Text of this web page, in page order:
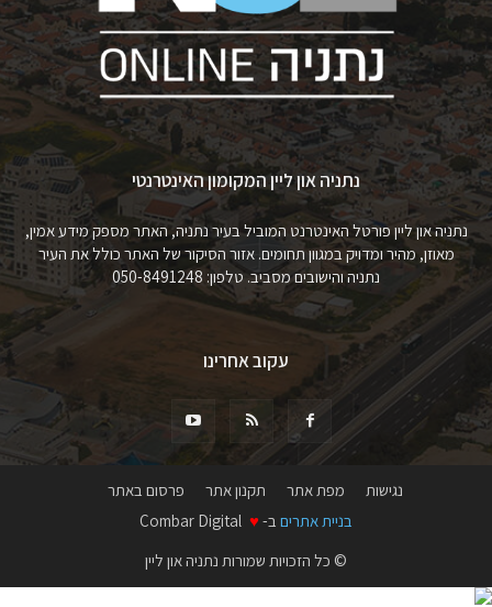
נתניה און ליין המקומון האינטרנטי
נתניה און ליין פורטל האינטרנט המוביל בעיר נתניה, האתר מספק מידע אמין,
מאוזן, מהיר ומדויק במגוון תחומים. אזור הסיקור של האתר כולל את העיר
נתניה והישובים מסביב. טלפון: 050-8491248
עקוב אחרינו
נגישות מפת אתר תקנון אתר
פרסום באתר
בניית אתרים ב- ♥
© כל הזכויות שמורות נתניה און ליין